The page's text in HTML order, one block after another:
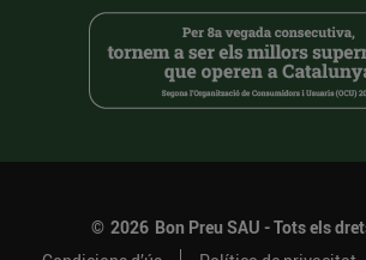
© 2026 Bon Preu SAU - Tots els